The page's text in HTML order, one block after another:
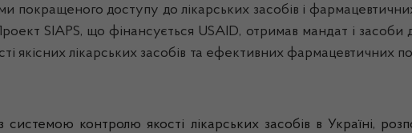
покращеного доступу до лікарських засобів і
SIAPS, що фінансується USAID, отримав мандат і засоби
якісних лікарських засобів та ефективних фармацевтичних
контролю якості лікарських засобів в Україні,